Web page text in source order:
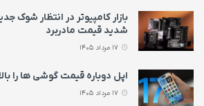
بازار کامپیوتر در انتظار شوک
شدید قیمت مادربرد
اپل دوباره قیمت‌ گوشی ها را